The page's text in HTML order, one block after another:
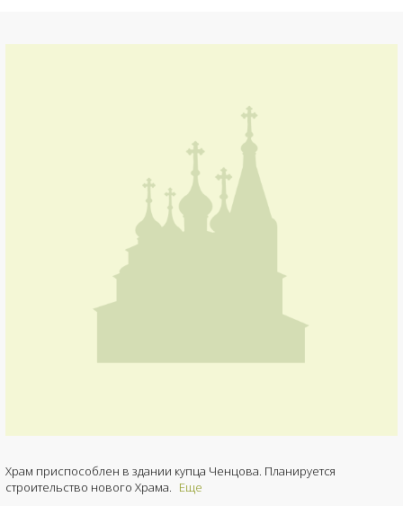
Храм приспособлен в здании купца Ченцова. Планируется
строительство нового Храма. Еще